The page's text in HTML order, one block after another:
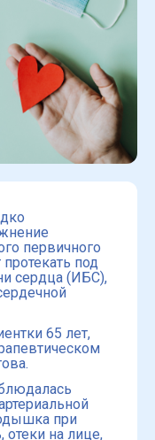
первичного
под
сердца (ИБС),
65 лет,
при
отеки на лице,